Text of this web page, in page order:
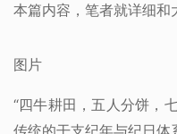
本篇内容，笔者就详细和
图片
“四牛耕田，五人分饼，